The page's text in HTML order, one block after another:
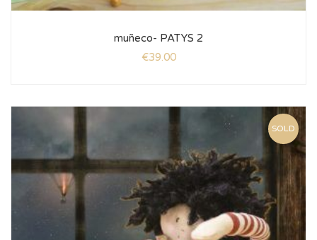
muñeco- PATYS 2
€39.00
SOLD